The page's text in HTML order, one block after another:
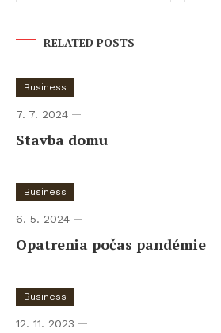
příspěvek
RELATED POSTS
Business
7. 7. 2024
Stavba domu
Business
6. 5. 2024
Opatrenia počas pandémie
Business
12. 11. 2023